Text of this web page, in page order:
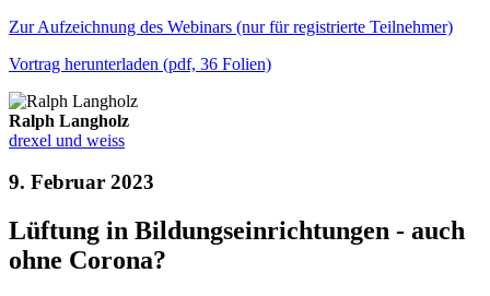
Zur Aufzeichnung des Webinars (nur für registrierte Teilnehmer)
Vortrag herunterladen (pdf, 36 Folien)
Ralph Langholz
drexel und weiss
9. Februar 2023
Lüftung in Bildungseinrichtungen - auch
ohne Corona?